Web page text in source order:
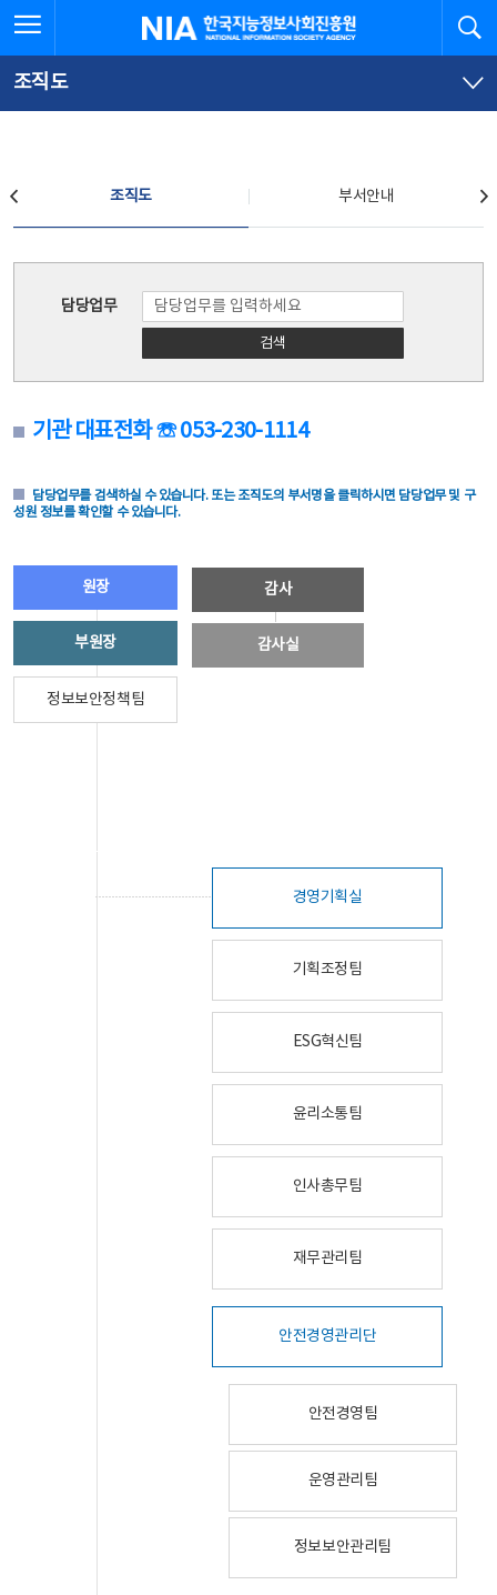
문
로
가
체
뉴
바
가
한국지능정보사회진흥원
조직도
조직도 부서안내
담당업무
검색
기관 대표전화 ☏ 053-230-1114
담당업무를 검색하실 수 있습니다. 또는 조직도의 부서명을 클릭하시면 담당업무 및 구
성원 정보를 확인할 수 있습니다.
원장
부원장
정보보안정책팀
감사
감사실
경영기획실
기획조정팀
ESG혁신팀
윤리소통팀
인사총무팀
재무관리팀
안전경영관리단
안전경영팀
운영관리팀
정보보안관리팀